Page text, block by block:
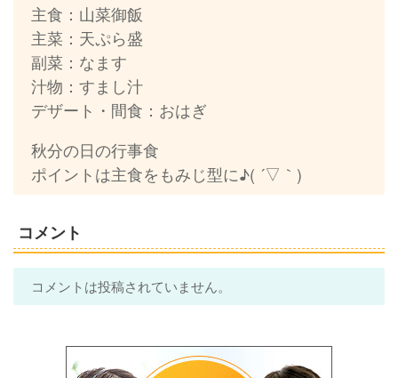
主食：山菜御飯
主菜：天ぷら盛
副菜：なます
汁物：すまし汁
デザート・間食：おはぎ
秋分の日の行事食
ポイントは主食をもみじ型に♪( ´▽｀)
コメント
コメントは投稿されていません。